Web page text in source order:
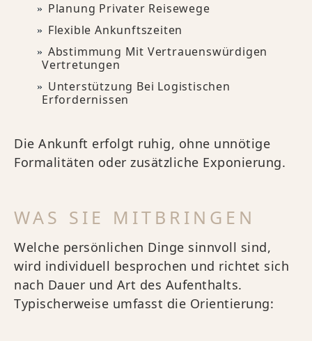
Planung Privater Reisewege
Flexible Ankunftszeiten
Abstimmung Mit Vertrauenswürdigen
Vertretungen
Unterstützung Bei Logistischen
Erfordernissen
Die Ankunft erfolgt ruhig, ohne unnötige
Formalitäten oder zusätzliche Exponierung.
WAS SIE MITBRINGEN
Welche persönlichen Dinge sinnvoll sind,
wird individuell besprochen und richtet sich
nach Dauer und Art des Aufenthalts.
Typischerweise umfasst die Orientierung: